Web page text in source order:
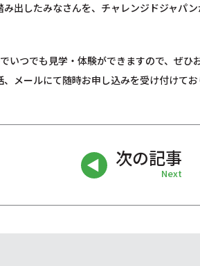
出したみなさんを、チャレンジドジャパン
いつでも見学・体験ができますので、ぜひ
メールにて随時お申し込みを受け付けて
次の記事
Next